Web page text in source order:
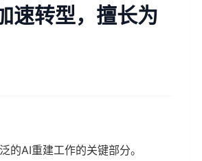
速转型，擅长为
AI重建工作的关键部分。